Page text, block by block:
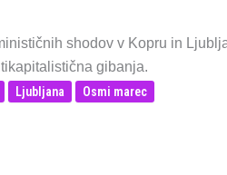
shodov v Kopru in
gibanja.
Ljubljana Osmi marec